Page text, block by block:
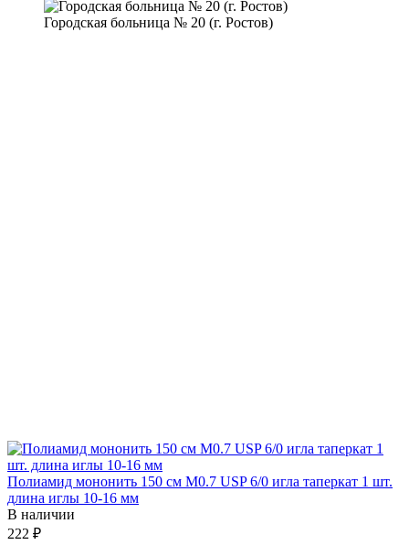
Городская больница № 20 (г. Ростов)
Полиамид мононить 150 см М0.7 USP 6/0 игла таперкат 1 шт.
длина иглы 10-16 мм
В наличии
222 ₽